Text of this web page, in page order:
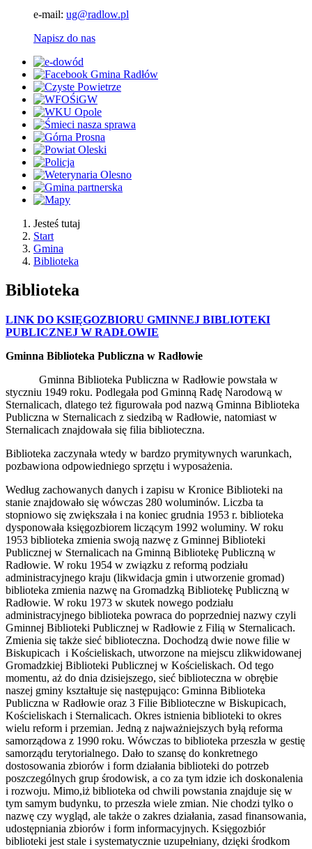
e-mail: ug@radlow.pl
Napisz do nas
Jesteś tutaj
Start
Gmina
Biblioteka
Biblioteka
LINK DO KSIĘGOZBIORU GMINNEJ BIBLIOTEKI
PUBLICZNEJ W RADŁOWIE
Gminna Biblioteka Publiczna w Radłowie
Gminna Biblioteka Publiczna w Radłowie powstała w
styczniu 1949 roku. Podlegała pod Gminną Radę Narodową w
Sternalicach, dlatego też figurowała pod nazwą Gminna Biblioteka
Publiczna w Sternalicach z siedzibą w Radłowie, natomiast w
Sternalicach znajdowała się filia biblioteczna.
Biblioteka zaczynała wtedy w bardzo prymitywnych warunkach,
pozbawiona odpowiedniego sprzętu i wyposażenia.
Według zachowanych danych i zapisu w Kronice Biblioteki na
stanie znajdowało się wówczas 280 woluminów. Liczba ta
stopniowo się zwiększała i na koniec grudnia 1953 r. biblioteka
dysponowała księgozbiorem liczącym 1992 woluminy. W roku
1953 biblioteka zmienia swoją nazwę z Gminnej Biblioteki
Publicznej w Sternalicach na Gminną Bibliotekę Publiczną w
Radłowie. W roku 1954 w związku z reformą podziału
administracyjnego kraju (likwidacja gmin i utworzenie gromad)
biblioteka zmienia nazwę na Gromadzką Bibliotekę Publiczną w
Radłowie. W roku 1973 w skutek nowego podziału
administracyjnego biblioteka powraca do poprzedniej nazwy czyli
Gminnej Biblioteki Publicznej w Radłowie z Filią w Sternalicach.
Zmienia się także sieć biblioteczna. Dochodzą dwie nowe filie w
Biskupicach i Kościeliskach, utworzone na miejscu zlikwidowanej
Gromadzkiej Biblioteki Publicznej w Kościeliskach. Od tego
momentu, aż do dnia dzisiejszego, sieć biblioteczna w obrębie
naszej gminy kształtuje się następująco: Gminna Biblioteka
Publiczna w Radłowie oraz 3 Filie Biblioteczne w Biskupicach,
Kościeliskach i Sternalicach. Okres istnienia biblioteki to okres
wielu reform i przemian. Jedną z najważniejszych byłą reforma
samorządowa z 1990 roku. Wówczas to biblioteka przeszła w gestię
samorządu terytorialnego. Dało to szansę do konkretnego
dostosowania zbiorów i form działania biblioteki do potrzeb
poszczególnych grup środowisk, a co za tym idzie ich doskonalenia
i rozwoju. Mimo,iż biblioteka od chwili powstania znajduje się w
tym samym budynku, to przeszła wiele zmian. Nie chodzi tylko o
nazwę czy wygląd, ale także o zakres działania, zasad finansowania,
udostępniania zbiorów i form informacyjnych. Księgozbiór
biblioteki jest stale i systematycznie uzupełniany, dzięki środkom